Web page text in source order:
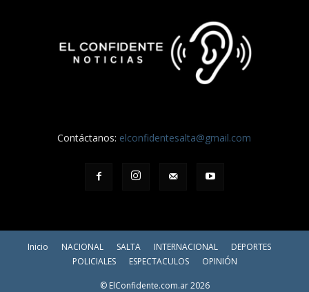
Contáctanos: elconfidentesalta@gmail.com
Inicio NACIONAL SALTA INTERNACIONAL
DEPORTES
POLICIALES
ESPECTACULOS OPINIÓN
© ElConfidente.com.ar 2026